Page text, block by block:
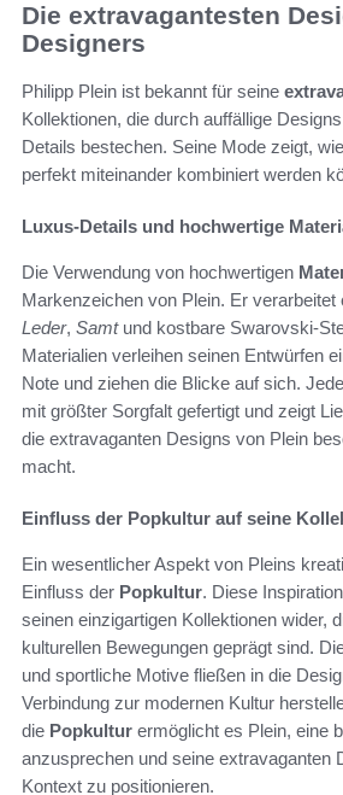
Die extravagantesten
Designers
Philipp Plein ist bekannt für seine
Kollektionen, die durch auffällige
Details bestechen. Seine Mode zeigt, wie
perfekt miteinander kombiniert werden
Luxus-Details und hochwertige
Die Verwendung von hochwertigen
Markenzeichen von Plein. Er
Leder, Samtund kostbare Swarovski-
Materialien verleihen seinen Entwürfen
Note und ziehen die Blicke auf sich.
mit größter Sorgfalt gefertigt und zeigt
die extravaganten Designs von Plein
macht.
Einfluss der Popkultur auf seine
Ein wesentlicher Aspekt von Pleins
Einfluss der Popkultur. Diese
seinen einzigartigen Kollektionen wider,
kulturellen Bewegungen geprägt sind.
und sportliche Motive fließen in die
Verbindung zur modernen Kultur
die Popkultur ermöglicht es Plein, eine
anzusprechen und seine extravaganten
Kontext zu positionieren.